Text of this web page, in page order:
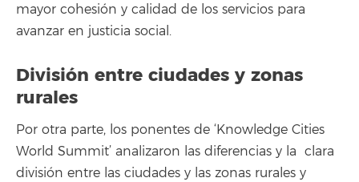
mayor cohesión y calidad de los servicios para
avanzar en justicia social.
División entre ciudades y zonas
rurales
Por otra parte, los ponentes de ‘Knowledge Cities
World Summit’ analizaron las diferencias y la clara
división entre las ciudades y las zonas rurales y